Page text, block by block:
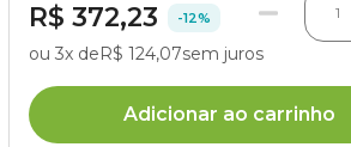
R$ 372,23 -12% 1
ou 3x deR$ 124,07sem juros
Adicionar ao carrinho